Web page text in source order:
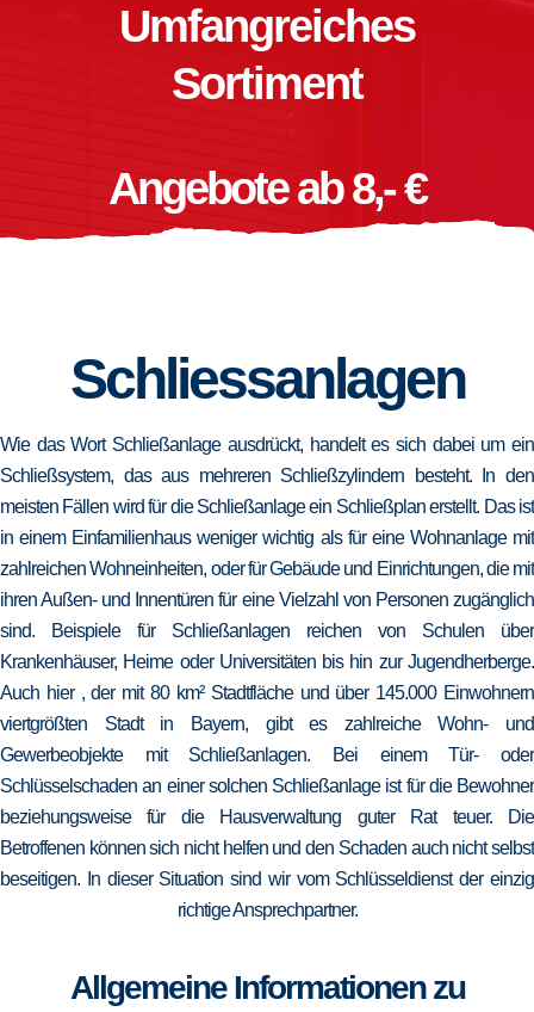
Umfangreiches
Sortiment
Angebote ab 8,- €
Schliessanlagen
Wie das Wort Schließanlage ausdrückt, handelt es sich dabei um ein
Schließsystem, das aus mehreren Schließzylindern besteht. In den
meisten Fällen wird für die Schließanlage ein Schließplan erstellt. Das ist
in einem Einfamilienhaus weniger wichtig als für eine Wohnanlage mit
zahlreichen Wohneinheiten, oder für Gebäude und Einrichtungen, die mit
ihren Außen- und Innentüren für eine Vielzahl von Personen zugänglich
sind. Beispiele für Schließanlagen reichen von Schulen über
Krankenhäuser, Heime oder Universitäten bis hin zur Jugendherberge.
Auch hier , der mit 80 km² Stadtfläche und über 145.000 Einwohnern
viertgrößten Stadt in Bayern, gibt es zahlreiche Wohn- und
Gewerbeobjekte mit Schließanlagen. Bei einem Tür- oder
Schlüsselschaden an einer solchen Schließanlage ist für die Bewohner
beziehungsweise für die Hausverwaltung guter Rat teuer. Die
Betroffenen können sich nicht helfen und den Schaden auch nicht selbst
beseitigen. In dieser Situation sind wir vom Schlüsseldienst der einzig
richtige Ansprechpartner.
Allgemeine Informationen zu